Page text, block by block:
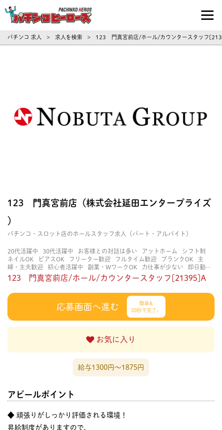
パチンコ求人・転職ならパチンコヒーロ
パチンコ 求人 > 求人を検索 > 123 門真宮前店/ホール/カウンタースタッフ
123 門真宮前店（株式会社延田エンタープライズ
）
パチンコ・スロット店のホールスタッフ求人（パート・アルバイト）
20代活躍中 30代活躍中 お客様との対話は多い アットホーム
シフト制
ネイルOK
ピアスOK フリーター歓迎 フルタイム歓迎 ブランクOK
主
婦・主夫歓迎
初心者活躍中 副業・WワークOK 力仕事が少ない
即日勤務
OK
大学生歓迎 扶養内勤務OK 知識・経験不要 研修あり 立ち仕事
経験
者・有資格者歓迎
賑やかな職場 週4日以上OK 長く働ける 長期歓迎
髪色
123 門真宮前店/ホール/カウンタースタッフ[21395]A
応募画面へ進む
簡単&
30秒で完了♩
お気に入り
給与1300円〜1875円
アピールポイント
◆ 頑張りがしっかり評価される環境！
昇給制度がありますので、